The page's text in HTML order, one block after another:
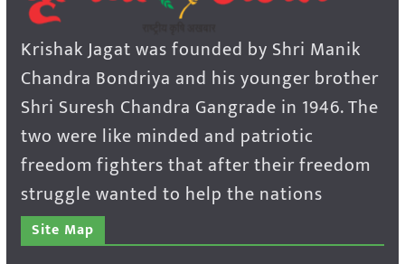
Krishak Jagat was founded by Shri Manik
Chandra Bondriya and his younger brother
Shri Suresh Chandra Gangrade in 1946. The
two were like minded and patriotic
freedom fighters that after their freedom
struggle wanted to help the nations
Site Map